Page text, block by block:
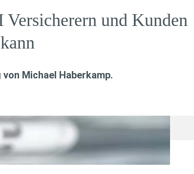
und Kunden
von Michael Haberkamp.